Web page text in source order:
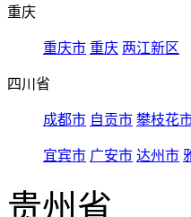
重庆
重庆市 重庆 两江新区
四川省
成都市 自贡市 攀枝花
宜宾市 广安市 达州市
贵州省